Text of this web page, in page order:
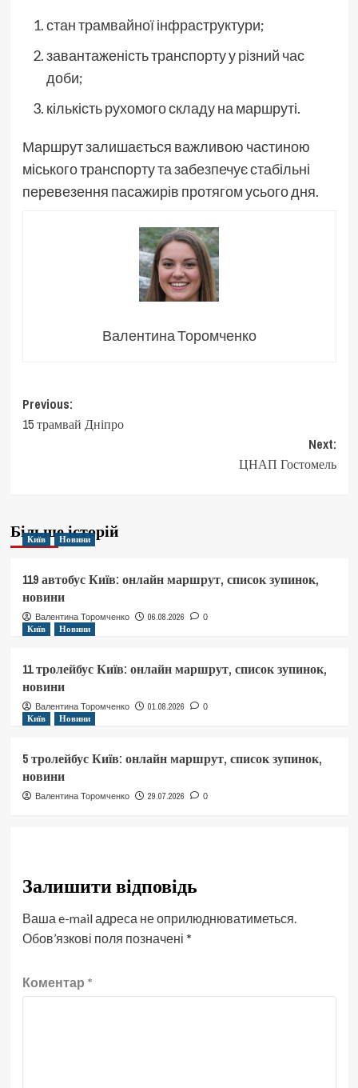
стан трамвайної інфраструктури;
завантаженість транспорту у різний час
доби;
кількість рухомого складу на маршруті.
Маршрут залишається важливою частиною
міського транспорту та забезпечує стабільні
перевезення пасажирів протягом усього дня.
Валентина Торомченко
Post
navigation
Previous:
15 трамвай Дніпро
Next:
ЦНАП Гостомель
Більше історій
Київ Новини
119 автобус Київ: онлайн маршрут, список зупинок,
новини
Валентина Торомченко 06.08.2026 0
Київ Новини
11 тролейбус Київ: онлайн маршрут, список зупинок,
новини
Валентина Торомченко 01.08.2026 0
Київ Новини
5 тролейбус Київ: онлайн маршрут, список зупинок,
новини
Валентина Торомченко 29.07.2026 0
Залишити відповідь
Ваша e-mail адреса не оприлюднюватиметься.
Обов’язкові поля позначені *
Коментар *